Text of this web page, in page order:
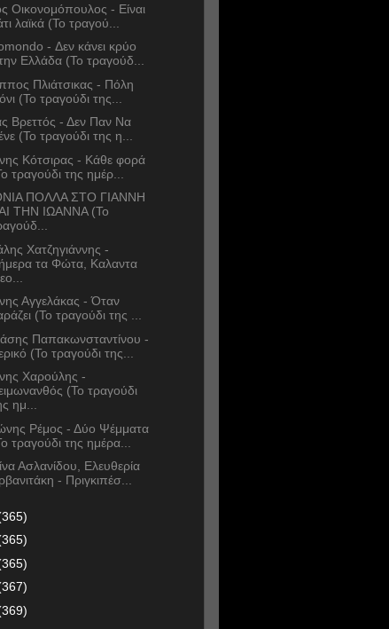
Οικονομόπουλος - Είναι
λαϊκά (Το τραγού...
- Δεν κάνει κρύο
Ελλάδα (Το τραγούδ...
Πλιάτσικας - Πόλη
(Το τραγούδι της...
Βρεττός - Δεν Παν Να
(Το τραγούδι της η...
Κότσιρας - Κάθε φορά
τραγούδι της ημέρ...
ΠΟΛΛΑ ΣΤΟ ΓΙΑΝΝΗ
ΤΗΝ ΙΩΑΝΝΑ (Το
Χατζηγιάννης -
τα Φώτα, Καλαντα
Αγγελάκας - Όταν
(Το τραγούδι της ...
Παπακωνσταντίνου -
(Το τραγούδι της...
Χαρούλης -
(Το τραγούδι
ημ...
Ρέμος - Δύο Ψέμματα
τραγούδι της ημέρα...
Ασλανίδου, Ελευθερία
- Πριγκιπέσ...